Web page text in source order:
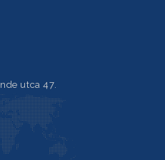
utca 47.